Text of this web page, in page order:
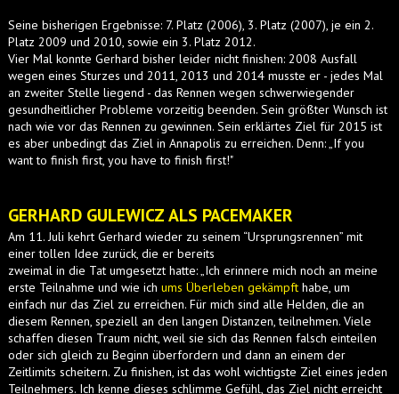
Seine bisherigen Ergebnisse: 7. Platz (2006), 3. Platz (2007), je ein 2.
Platz 2009 und 2010, sowie ein 3. Platz 2012.
Vier Mal konnte Gerhard bisher leider nicht finishen: 2008 Ausfall
wegen eines Sturzes und 2011, 2013 und 2014 musste er - jedes Mal
an zweiter Stelle liegend - das Rennen wegen schwerwiegender
gesundheitlicher Probleme vorzeitig beenden. Sein größter Wunsch ist
nach wie vor das Rennen zu gewinnen. Sein erklärtes Ziel für 2015 ist
es aber unbedingt das Ziel in Annapolis zu erreichen. Denn: „If you
want to finish first, you have to finish first!"
GERHARD GULEWICZ ALS PACEMAKER
Am 11. Juli kehrt Gerhard wieder zu seinem “Ursprungsrennen” mit
einer tollen Idee zurück, die er bereits
zweimal in die Tat umgesetzt hatte: „Ich erinnere mich noch an meine
erste Teilnahme und wie ich ums Überleben gekämpft habe, um
einfach nur das Ziel zu erreichen. Für mich sind alle Helden, die an
diesem Rennen, speziell an den langen Distanzen, teilnehmen. Viele
schaffen diesen Traum nicht, weil sie sich das Rennen falsch einteilen
oder sich gleich zu Beginn überfordern und dann an einem der
Zeitlimits scheitern. Zu finishen, ist das wohl wichtigste Ziel eines jeden
Teilnehmers. Ich kenne dieses schlimme Gefühl, das Ziel nicht erreicht